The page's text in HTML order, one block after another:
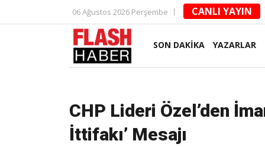
06 Ağustos 2026 Perşembe CANLI YAYIN
SON DAKİKA YAZARLAR
CHP Lideri Özel’den
İttifakı’ Mesajı